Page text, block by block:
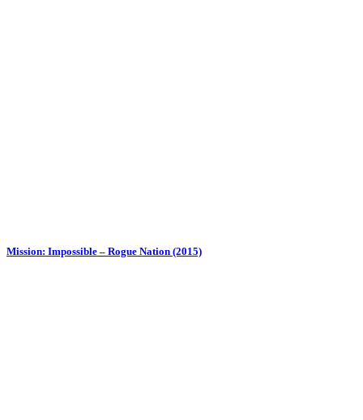
Mission: Impossible – Rogue Nation (2015)